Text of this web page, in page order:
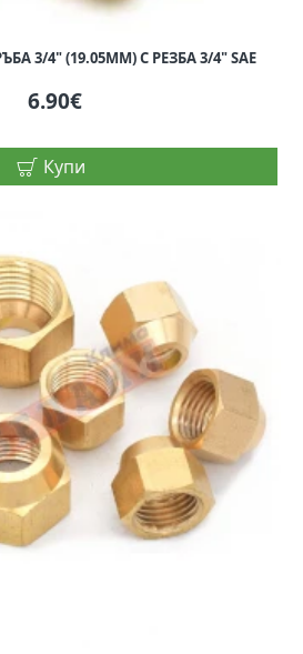
3/4" (19.05MM) С РЕЗБА 3/4" SAE
6.90€
Купи